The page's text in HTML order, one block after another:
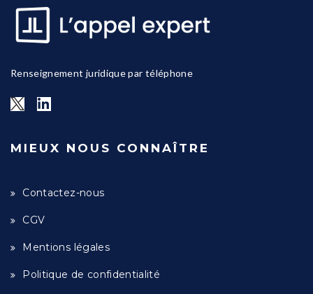
Renseignement juridique par téléphone
MIEUX NOUS CONNAÎTRE
Contactez-nous
CGV
Mentions légales
Politique de confidentialité